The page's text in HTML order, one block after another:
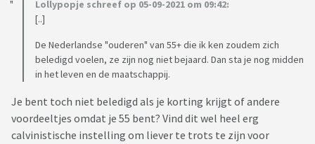
Lollypopje schreef op 05-09-2021 om 09:42:
[..]
De Nederlandse "ouderen" van 55+ die ik ken zoudem zich
beledigd voelen, ze zijn nog niet bejaard. Dan sta je nog midden
in het leven en de maatschappij.
Je bent toch niet beledigd als je korting krijgt of andere
voordeeltjes omdat je 55 bent? Vind dit wel heel erg
calvinistische instelling om liever te trots te zijn voor